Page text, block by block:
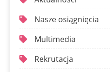
Nasze osiągnięcia
Multimedia
Rekrutacja